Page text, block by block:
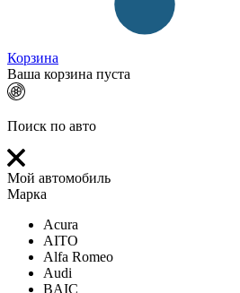
Корзина
Ваша корзина пуста
Поиск по авто
Мой автомобиль
Марка
Acura
AITO
Alfa Romeo
Audi
BAIC